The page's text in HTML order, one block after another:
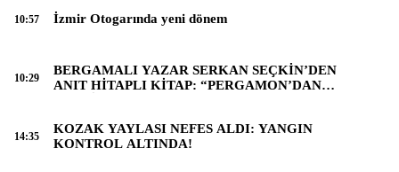
İzmir Otogarında yeni dönem
10:57
BERGAMALI YAZAR SERKAN SEÇKİN’DEN
ANIT HİTAPLI KİTAP: “PERGAMON’DAN
10:29
KOZAK YAYLASI NEFES ALDI: YANGIN
KONTROL ALTINDA!
14:35